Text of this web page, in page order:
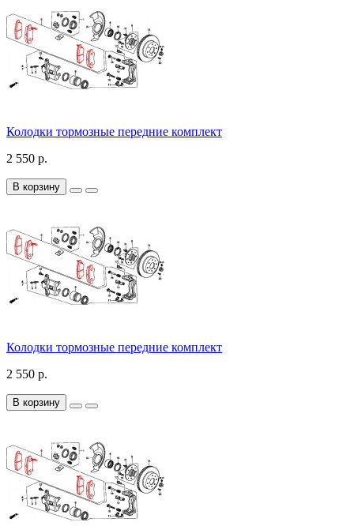
Колодки тормозные передние комплект
2 550 р.
В корзину
Колодки тормозные передние комплект
2 550 р.
В корзину